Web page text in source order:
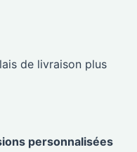
de livraison plus
personnalisées